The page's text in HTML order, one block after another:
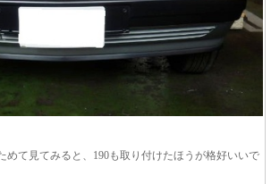
めて見てみると、190も取り付けたほうが格好いいで